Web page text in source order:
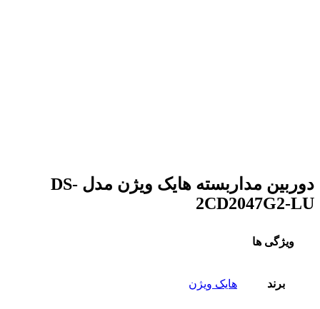
دوربین مداربسته هایک ویژن مدل DS-
2CD2047G2-LU
ویژگی ها
برند هایک ویژن